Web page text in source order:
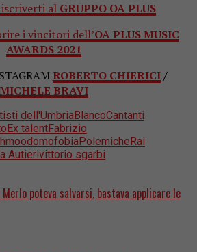
al GRUPPO OA PLUS
i vincitori dell’OA PLUS MUSIC
AWARDS 2021
ROBERTO CHIERICI/
MICHELE BRAVI
dell'UmbriaBlancoCantanti
Ex talentFabrizio
omofobiaPolemiche Rai
Autierivittorio sgarbi
Merlo poteva salvarsi, bastava applicare le